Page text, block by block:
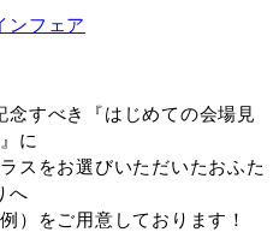
ンフェア
すべき『はじめての会場見
に
スをお選びいただいたおふた
へ
）をご用意しております！